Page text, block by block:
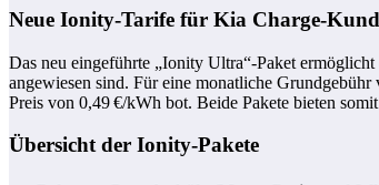
Neue Ionity-Tarife für Kia Charge-
Das neu eingeführte „Ionity Ultra“-Paket
angewiesen sind. Für eine monatliche
Preis von 0,49 €/kWh bot. Beide Pakete bieten
Übersicht der Ionity-Pakete